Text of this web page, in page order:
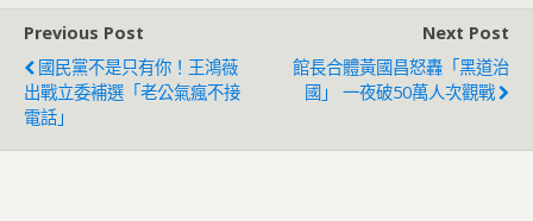
Previous Post
國民黨不是只有你！王鴻薇
出戰立委補選「老公氣瘋不接
電話」
Next Post
館長合體黃國昌怒轟「黑道治
國」 一夜破50萬人次觀戰